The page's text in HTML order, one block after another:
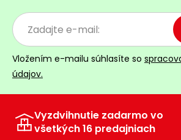
Vložením e-mailu súhlasíte so
údajov.
Vyzdvihnutie zadarmo vo
všetkých 16 predajniach